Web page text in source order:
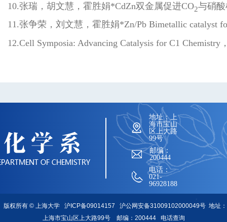
10.张瑞，胡文慧，霍胜娟*CdZn双金属促进CO2与硝
11.张争荣，刘文慧，霍胜娟*Zn/Pb Bimetallic catalyst
12.Cell Symposia: Advancing Catalysis for C1
地址：上
海市宝山
区上大路
99号
邮编：
200444
电话：
021-
96928188
版权所有 ©上海大学 沪ICP备09014157 沪公网安备31009102000049号地址：
上海市宝山区上大路99号 邮编：200444 电话查询